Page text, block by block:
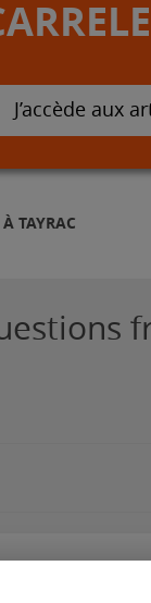
J’accède aux
TAYRAC